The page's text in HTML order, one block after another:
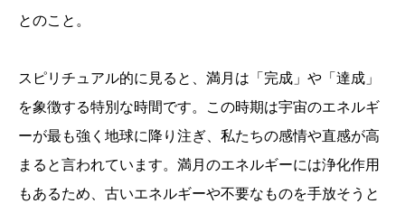
とのこと。
スピリチュアル的に見ると、満月は「完成」や「達成」
を象徴する特別な時間です。この時期は宇宙のエネルギ
ーが最も強く地球に降り注ぎ、私たちの感情や直感が高
まると言われています。満月のエネルギーには浄化作用
もあるため、古いエネルギーや不要なものを手放そうと